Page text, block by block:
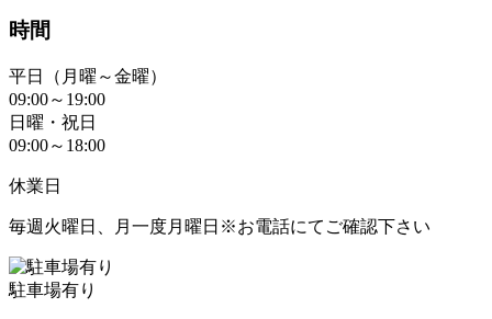
時間
平日（月曜～金曜）
09:00～19:00
日曜・祝日
09:00～18:00
休業日
毎週火曜日、月一度月曜日※お電話にてご確認下さい
駐車場有り